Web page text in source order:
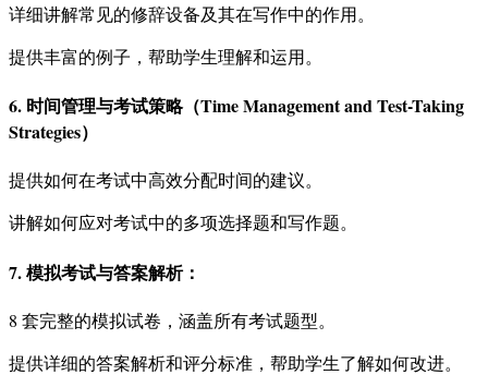
详细讲解常见的修辞设备及其在写作中的作用。
提供丰富的例子，帮助学生理解和运用。
6. 时间管理与考试策略（Time Management and Test-Taking
Strategies）
提供如何在考试中高效分配时间的建议。
讲解如何应对考试中的多项选择题和写作题。
7. 模拟考试与答案解析：
8 套完整的模拟试卷，涵盖所有考试题型。
提供详细的答案解析和评分标准，帮助学生了解如何改进。